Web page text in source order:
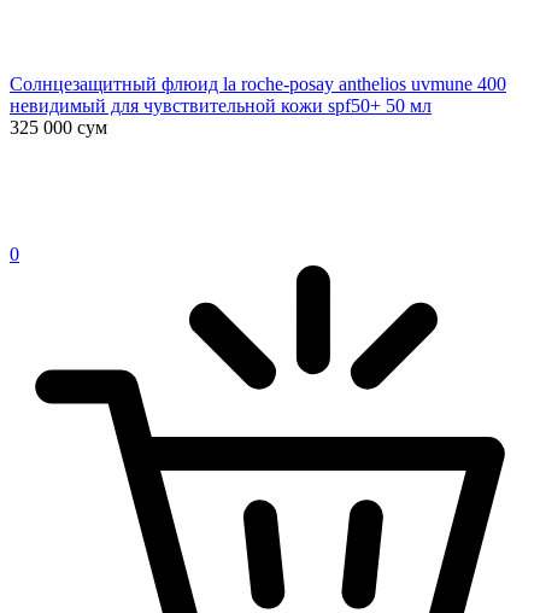
Солнцезащитный флюид la roche-posay anthelios uvmune 400
невидимый для чувствительной кожи spf50+ 50 мл
325 000 сум
0